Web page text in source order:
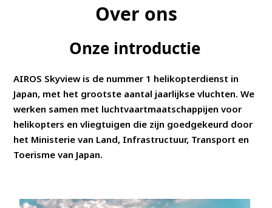
Over ons
Onze introductie
AIROS Skyview is de nummer 1 helikopterdienst in
Japan, met het grootste aantal jaarlijkse vluchten. We
werken samen met luchtvaartmaatschappijen voor
helikopters en vliegtuigen die zijn goedgekeurd door
het Ministerie van Land, Infrastructuur, Transport en
Toerisme van Japan.